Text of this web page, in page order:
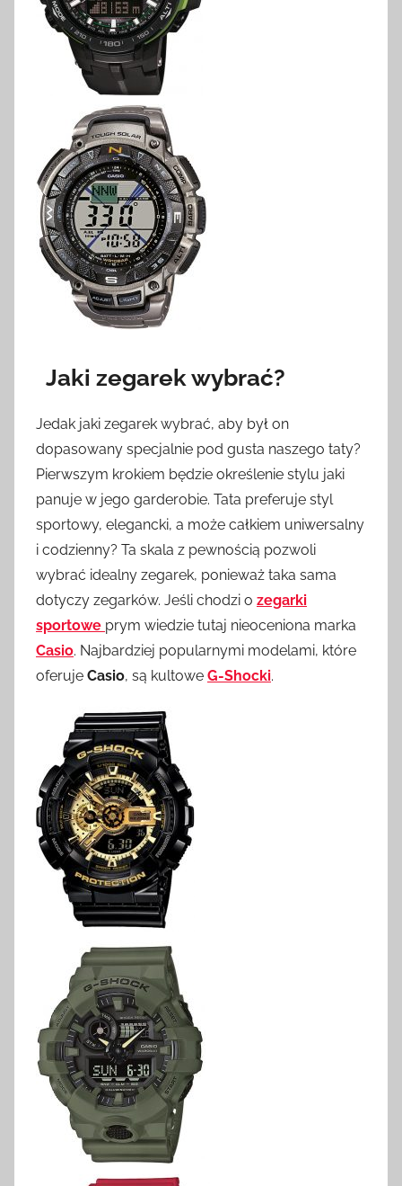
Jaki zegarek wybrać?
Jedak jaki zegarek wybrać, aby był on
dopasowany specjalnie pod gusta naszego taty?
Pierwszym krokiem będzie określenie stylu jaki
panuje w jego garderobie. Tata preferuje styl
sportowy, elegancki, a może całkiem uniwersalny
i codzienny? Ta skala z pewnością pozwoli
wybrać idealny zegarek, ponieważ taka sama
dotyczy zegarków. Jeśli chodzi o zegarki
sportowe prym wiedzie tutaj nieoceniona marka
Casio. Najbardziej popularnymi modelami, które
oferuje Casio, są kultowe G-Shocki.